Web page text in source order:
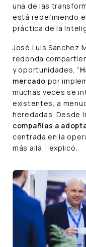
una de las
está redefiniendo
práctica de la
José Luis Sánchez
redonda
y oportunidades. “
mercado por
muchas veces se
existentes, a
heredadas. Desde
compañías a
centrada en la
más allá,” explicó.